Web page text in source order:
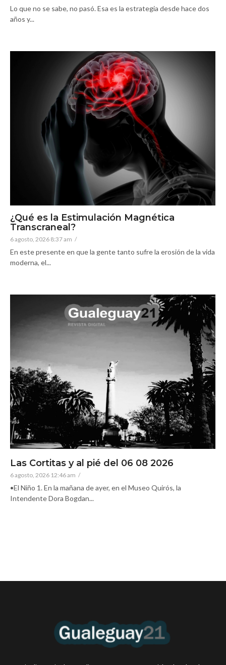
Lo que no se sabe, no pasó. Esa es la estrategia desde hace dos
años y...
¿Qué es la Estimulación Magnética
Transcraneal?
6 agosto, 2026 8:37 am /
En este presente en que la gente tanto sufre la erosión de la vida
moderna, el...
Las Cortitas y al pié del 06 08 2026
6 agosto, 2026 12:46 am /
•El Niño 1. En la mañana de ayer, en el Museo Quirós, la
Intendente Dora Bogdan...